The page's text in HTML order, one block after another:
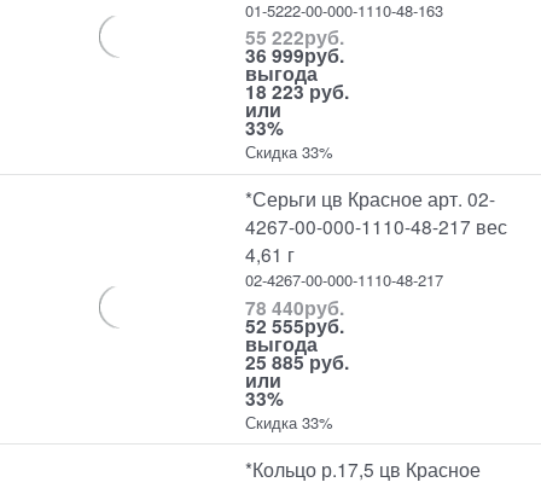
01-5222-00-000-1110-48-163
55 222руб.
36 999руб.
выгода
18 223 руб.
или
33%
Скидка 33%
*Серьги цв Красное арт. 02-
4267-00-000-1110-48-217 вес
4,61 г
02-4267-00-000-1110-48-217
78 440руб.
52 555руб.
выгода
25 885 руб.
или
33%
Скидка 33%
*Кольцо р.17,5 цв Красное